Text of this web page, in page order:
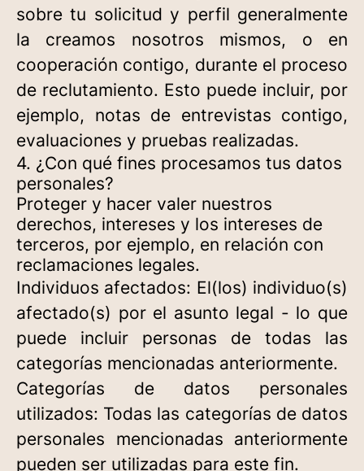
sobre tu solicitud y perfil generalmente
la creamos nosotros mismos, o en
cooperación contigo, durante el proceso
de reclutamiento. Esto puede incluir, por
ejemplo, notas de entrevistas contigo,
evaluaciones y pruebas realizadas.
4. ¿Con qué fines procesamos tus datos
personales?
Proteger y hacer valer nuestros
derechos, intereses y los intereses de
terceros, por ejemplo, en relación con
reclamaciones legales.
Individuos afectados: El(los) individuo(s)
afectado(s) por el asunto legal - lo que
puede incluir personas de todas las
categorías mencionadas anteriormente.
Categorías de datos personales
utilizados: Todas las categorías de datos
personales mencionadas anteriormente
pueden ser utilizadas para este fin.